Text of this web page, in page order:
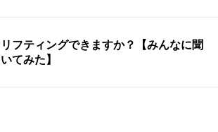
リフティングできますか？【みんなに聞
いてみた】